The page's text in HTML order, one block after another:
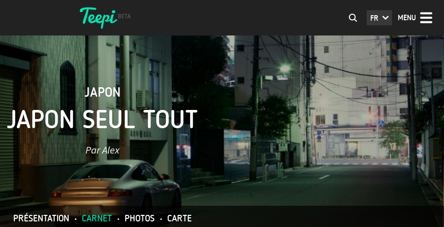
MENU
FR
JAPON
JAPON SEUL TOUT
Par Alex
PRÉSENTATION • CARNET • PHOTOS • CARTE